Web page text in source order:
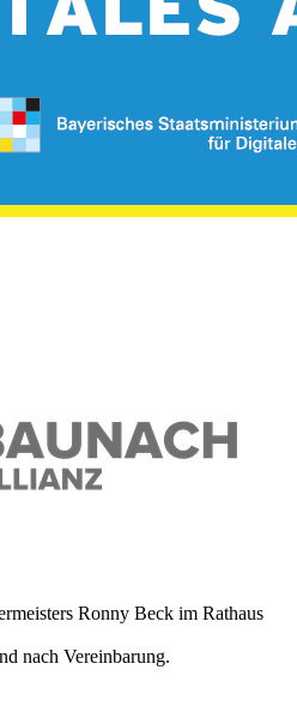
Ronny Beck im Rathaus
nach Vereinbarung.